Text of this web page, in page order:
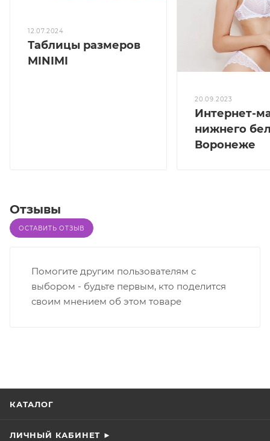
12.07.2024
Таблицы размеров
MINIMI
20.09.2023
Интернет-
нижнего
Воронеже
Отзывы
ОСТАВИТЬ ОТЗЫВ
Помогите другим пользователям с
выбором - будьте первым, кто поделится
своим мнением об этом товаре
КАТАЛОГ
ЛИЧНЫЙ КАБИНЕТ ►